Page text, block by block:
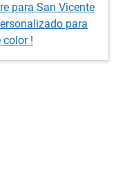
para San Vicente
para
color !